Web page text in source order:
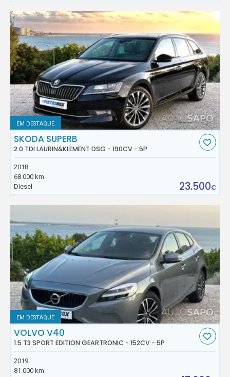
EM DESTAQUE
SKODA SUPERB
2.0 TDI LAURIN&KLEMENT DSG - 190CV - 5P
2018
68.000 km
Diesel
23.500€
EM DESTAQUE
VOLVO V40
1.5 T3 SPORT EDITION GEARTRONIC - 152CV - 5P
2019
81.000 km